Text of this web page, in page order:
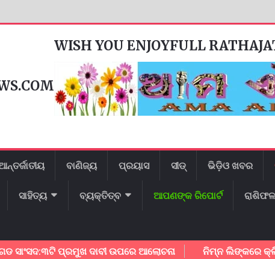
WISH YOU ENJOYFULL
ବାଣିଜ୍ୟ ପ୍ରୟାସ ସୀଡ୍ ଭିଡ଼ିଓ ଖବର
ସାହିତ୍ୟ ବ୍ୟକ୍ତିତ୍ବ ଆପଣଙ୍କ ରିପୋର୍ଟ ରାଶିଫଳ
ପ୍ରମୁଖ ଦାବୀ ଉପରେ ଆଲୋଚନା ନିମ୍ନ ଲିଙ୍କରେ କ୍ଲିକ କରି